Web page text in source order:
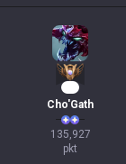
Cho'Gath
135,927
pkt